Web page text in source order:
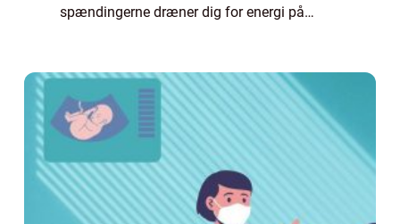
spændingerne dræner dig for energi på